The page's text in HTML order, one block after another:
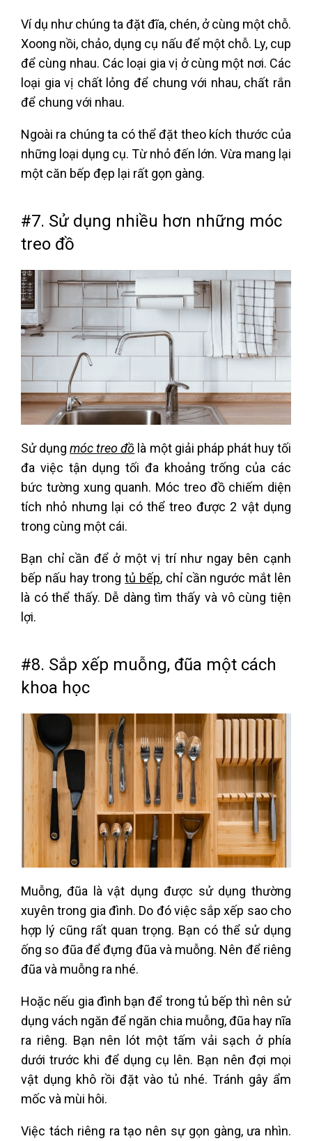
Ví dụ như chúng ta đặt đĩa, chén, ở cùng một chỗ.
Xoong nồi, chảo, dụng cụ nấu để một chỗ. Ly, cup
để cùng nhau. Các loại gia vị ở cùng một nơi. Các
loại gia vị chất lỏng để chung với nhau, chất rắn
để chung với nhau.
Ngoài ra chúng ta có thể đặt theo kích thước của
những loại dụng cụ. Từ nhỏ đến lớn. Vừa mang lại
một căn bếp đẹp lại rất gọn gàng.
#7. Sử dụng nhiều hơn những móc
treo đồ
Sử dụngmóc treo đồ là một giải pháp phát huy tối
đa việc tận dụng tối đa khoảng trống của các
bức tường xung quanh. Móc treo đồ chiếm diện
tích nhỏ nhưng lại có thể treo được 2 vật dụng
trong cùng một cái.
Bạn chỉ cần để ở một vị trí như ngay bên cạnh
bếp nấu hay trongtủ bếp, chỉ cần ngước mắt lên
là có thể thấy. Dễ dàng tìm thấy và vô cùng tiện
lợi.
#8. Sắp xếp muỗng, đũa một cách
khoa học
Muỗng, đũa là vật dụng được sử dụng thường
xuyên trong gia đình. Do đó việc sắp xếp sao cho
hợp lý cũng rất quan trọng. Bạn có thể sử dụng
ống so đũa để đựng đũa và muỗng. Nên để riêng
đũa và muỗng ra nhé.
Hoặc nếu gia đình bạn để trong tủ bếp thì nên sử
dụng vách ngăn để ngăn chia muỗng, đũa hay nĩa
ra riêng. Bạn nên lót một tấm vải sạch ở phía
dưới trước khi để dụng cụ lên. Bạn nên đợi mọi
vật dụng khô rồi đặt vào tủ nhé. Tránh gây ẩm
mốc và mùi hôi.
Việc tách riêng ra tạo nên sự gọn gàng, ưa nhìn.